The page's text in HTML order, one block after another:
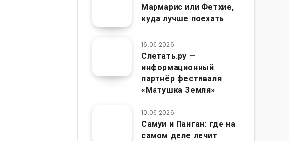
Мармарис или Фетхие,
куда лучше поехать
16.06.2026
Слетать.ру —
информационный
партнёр фестиваля
«Матушка Земля»
10.06.2026
Самуи и Панган: где на
самом деле лечит